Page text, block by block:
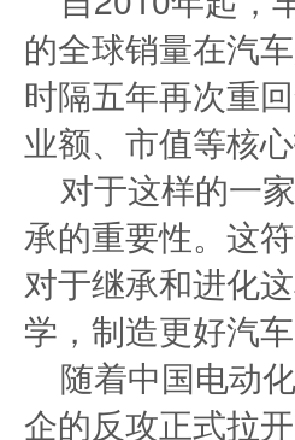
的全球销量在汽
时隔五年再次重
业额、市值等核
对于这样的一
承的重要性。这
对于继承和进化
学，制造更好汽车
随着中国电动
企的反攻正式拉开